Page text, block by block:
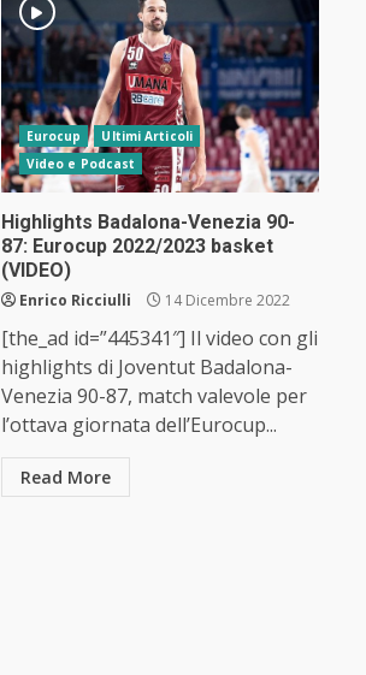
Eurocup
Ultimi Articoli
Video e Podcast
Highlights Badalona-Venezia 90-
87: Eurocup 2022/2023 basket
(VIDEO)
Enrico Ricciulli 14 Dicembre 2022
[the_ad id=”445341″] Il video con gli
highlights di Joventut Badalona-
Venezia 90-87, match valevole per
l’ottava giornata dell’Eurocup...
Read More